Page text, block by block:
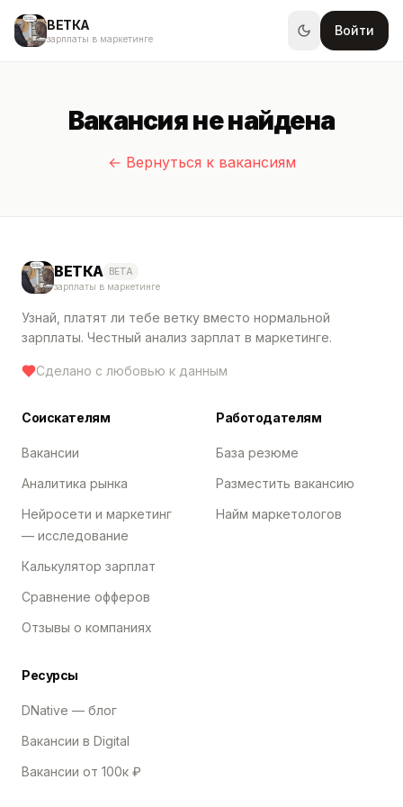
ВЕТКА
зарплаты в маркетинге
Войти
Вакансия не найдена
← Вернуться к вакансиям
ВЕТКА BETA
зарплаты в маркетинге
Узнай, платят ли тебе ветку вместо нормальной
зарплаты. Честный анализ зарплат в маркетинге.
Сделано с любовью к данным
Соискателям
Вакансии
Аналитика рынка
Нейросети и маркетинг
— исследование
Калькулятор зарплат
Сравнение офферов
Отзывы о компаниях
Работодателям
База резюме
Разместить вакансию
Найм маркетологов
Ресурсы
DNative — блог
Вакансии в Digital
Вакансии от 100к ₽